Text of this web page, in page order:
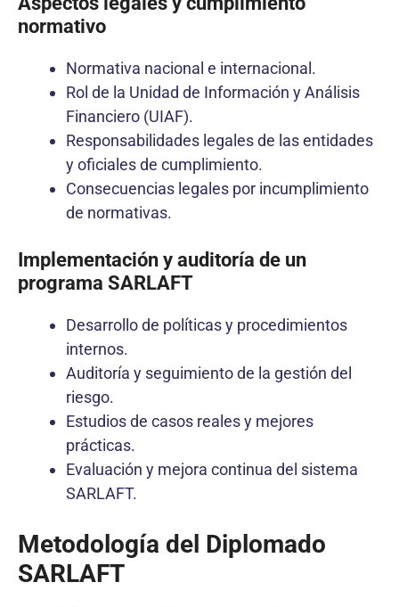
normativo
Normativa nacional e internacional.
Rol de la Unidad de Información y Análisis
Financiero (UIAF).
Responsabilidades legales de las entidades
y oficiales de cumplimiento.
Consecuencias legales por incumplimiento
de normativas.
Implementación y auditoría de un
programa SARLAFT
Desarrollo de políticas y procedimientos
internos.
Auditoría y seguimiento de la gestión del
riesgo.
Estudios de casos reales y mejores
prácticas.
Evaluación y mejora continua del sistema
SARLAFT.
Metodología del Diplomado
SARLAFT